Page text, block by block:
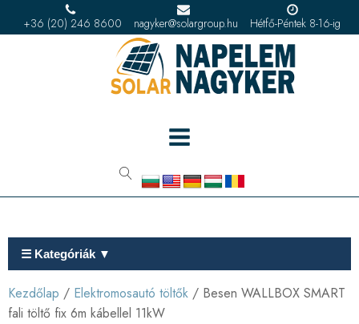
+36 (20) 246 8600 nagyker@solargroup.hu Hétfő-Péntek 8-16-ig
☰ Kategóriák ▼
Kezdőlap / Elektromosautó töltők / Besen WALLBOX SMART
fali töltő fix 6m kábellel 11kW